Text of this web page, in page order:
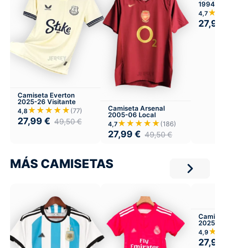
Camiseta Everton
2025-26 Visitante
4,8 ★★★★★(77)
27,99 € 49,50€
Camiseta Arsenal
2005-06 Local
4,7★★★★★(186)
27,99 € 49,50€
1994-
4,7
27,99
MÁS CAMISETAS
2025-
Infantil
4,9
27,99